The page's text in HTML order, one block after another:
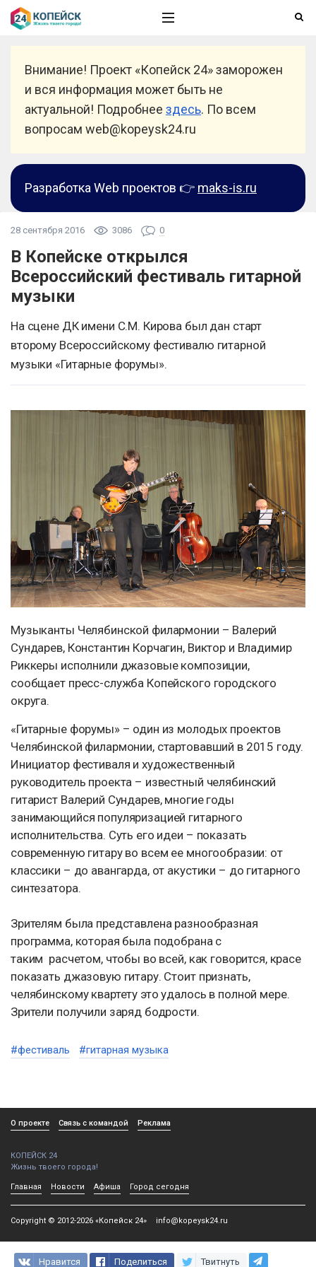
Внимание! Проект «Копейск 24» заморожен
и вся информация может быть не
актуальной! Подробнее здесь. По всем
вопросам web@kopeysk24.ru
Разработка Web проектов 👉 maks-is.ru
28 сентября 2016 3086 0
В Копейске открылся
Всероссийский фестиваль гитарной
музыки
На сцене ДК имени С.М. Кирова был дан старт
второму Всероссийскому фестивалю гитарной
музыки «Гитарные форумы».
Нравится Поделиться Твитнуть
Музыканты Челябинской филармонии – Валерий
Сундарев, Константин Корчагин, Виктор и Владимир
Риккеры исполнили джазовые композиции,
сообщает пресс-служба Копейского городского
округа.
«Гитарные форумы» – один из молодых проектов
Челябинской филармонии, стартовавший в 2015 году.
Инициатор фестиваля и художественный
руководитель проекта – известный челябинский
гитарист Валерий Сундарев, многие годы
занимающийся популяризацией гитарного
исполнительства. Суть его идеи – показать
современную гитару во всем ее многообразии: от
классики – до авангарда, от акустики – до гитарного
синтезатора.
Зрителям была представлена разнообразная
программа, которая была подобрана с
таким расчетом, чтобы во всей, как говорится, красе
показать джазовую гитару. Стоит признать,
челябинскому квартету это удалось в полной мере.
Зрители получили заряд бодрости.
#фестиваль #гитарная музыка
О проекте Связь с командой Реклама
КОПЕЙСК 24
Жизнь твоего города!
Главная Новости Афиша Город сегодня
Copyright © 2012-2026 «Копейск 24» info@kopeysk24.ru